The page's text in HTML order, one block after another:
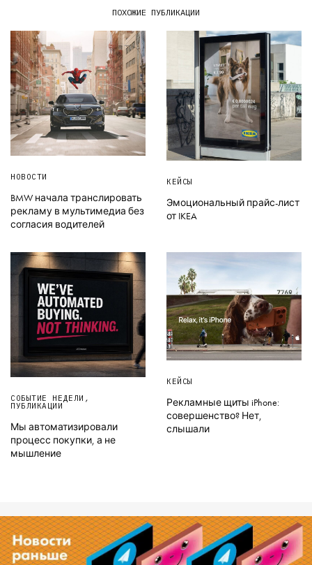
ПОХОЖИЕ ПУБЛИКАЦИИ
НОВОСТИ
BMW начала транслировать
рекламу в мультимедиа без
согласия водителей
КЕЙСЫ
Эмоциональный прайс-лист
от IKEA
СОБЫТИЕ НЕДЕЛИ ,
ПУБЛИКАЦИИ
Мы автоматизировали
процесс покупки, а не
мышление
КЕЙСЫ
Рекламные щиты iPhone:
совершенство? Нет,
слышали